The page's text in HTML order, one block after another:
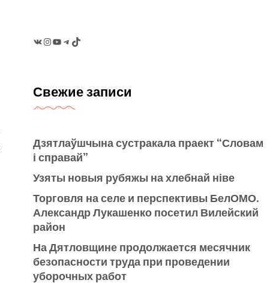
Instagram
YouTubeTelegram
TikTok
Свежие записи
Дзятлаўшчына сустракала праект “Словам
і справай”
Узяты новыя рубяжы на хлебнай ніве
Торговля на селе и перспективы БелОМО.
Александр Лукашенко посетил Вилейский
район
На Дятловщине продолжается месячник
безопасности труда при проведении
уборочных работ